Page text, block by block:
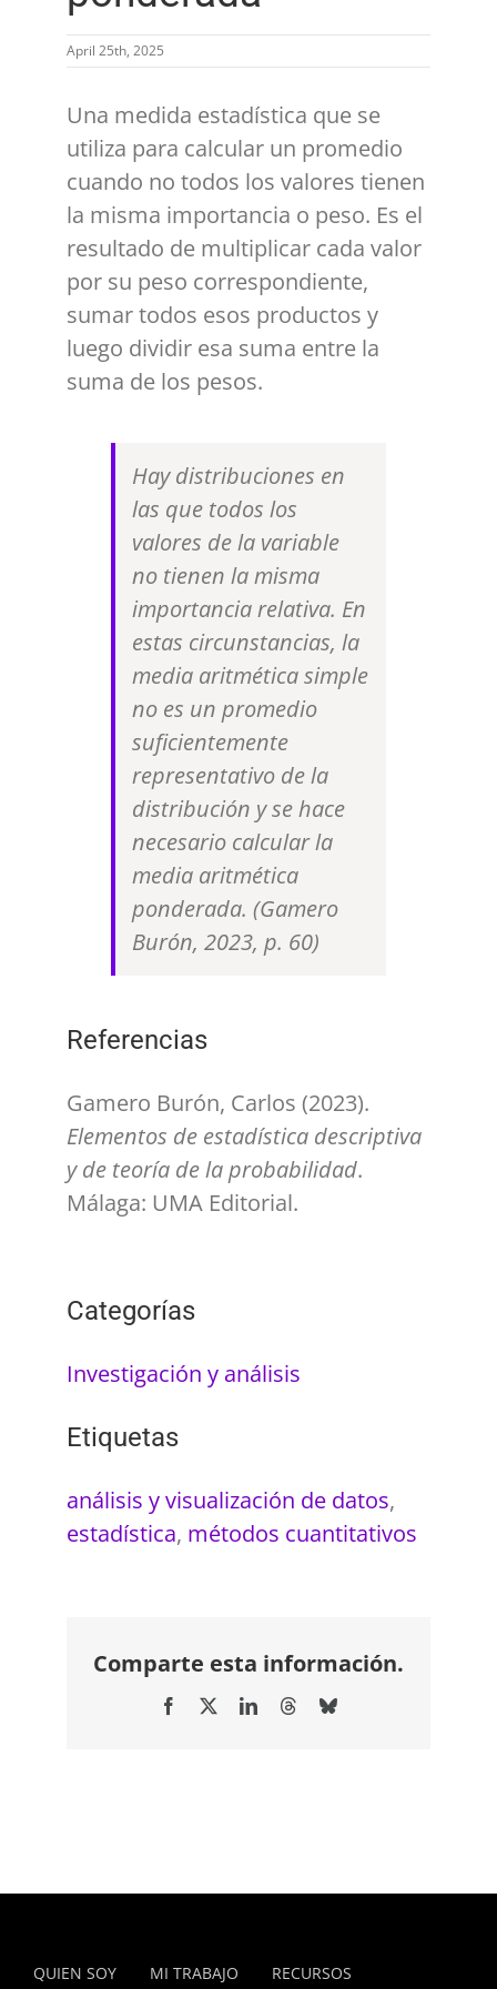
April 25th, 2025
Una medida estadística que se
utiliza para calcular un promedio
cuando no todos los valores tienen
la misma importancia o peso. Es el
resultado de multiplicar cada valor
por su peso correspondiente,
sumar todos esos productos y
luego dividir esa suma entre la
suma de los pesos.
Hay distribuciones en
las que todos los
valores de la variable
no tienen la misma
importancia relativa. En
estas circunstancias, la
media aritmética simple
no es un promedio
suficientemente
representativo de la
distribución y se hace
necesario calcular la
media aritmética
ponderada. (Gamero
Burón, 2023, p. 60)
Referencias
Gamero Burón, Carlos (2023).
Elementos de estadística descriptiva
y de teoría de la probabilidad.
Málaga: UMA Editorial.
Categorías
Investigación y análisis
Etiquetas
análisis y visualización de datos,
estadística, métodos cuantitativos
Comparte esta información.
Facebook LinkedInThreadsBluesky
QUIEN SOY MI TRABAJO RECURSOS